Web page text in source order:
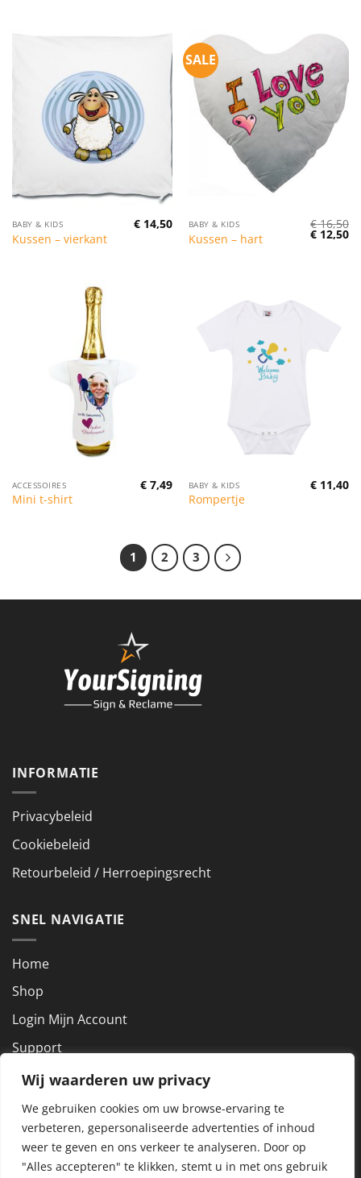
Wij waarderen uw privacy
We gebruiken cookies om uw browse-ervaring te
verbeteren, gepersonaliseerde advertenties of inhoud
weer te geven en ons verkeer te analyseren. Door op
"Alles accepteren" te klikken, stemt u in met ons gebruik
BABY & KIDS
Kussen – vierkant
€ 14,50
SALE
BABY & KIDS
Kussen – hart
€16,50
prijs
€ 12,50
ACCESSOIRES
Mini t-shirt
€ 7,49 BABY & KIDS
Rompertje
€ 11,40
1 2 3
INFORMATIE
Privacybeleid
Cookiebeleid
Retourbeleid / Herroepingsrecht
SNEL NAVIGATIE
Home
Shop
Login Mijn Account
Support
NEEM CONTACT OP
KVK nummer: 72927801
BTW nummer: NL859288857B01